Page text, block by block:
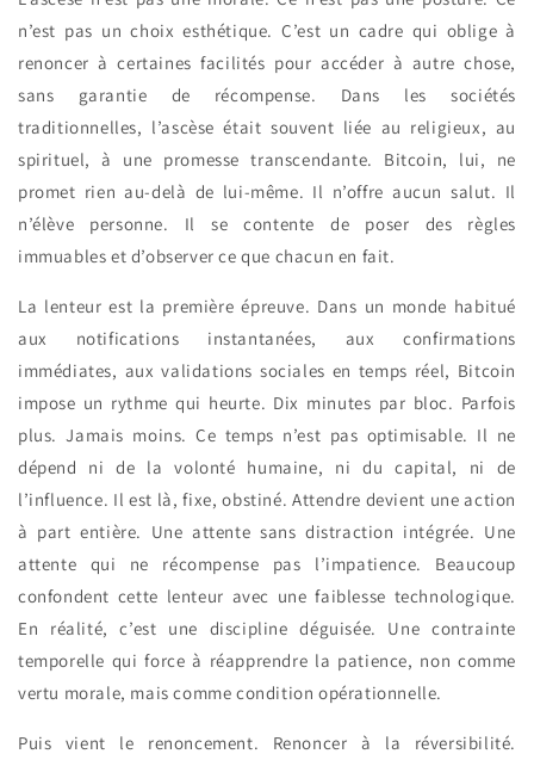
n’est pas un choix esthétique. C’est un cadre qui oblige à
renoncer à certaines facilités pour accéder à autre chose,
sans garantie de récompense. Dans les sociétés
traditionnelles, l’ascèse était souvent liée au religieux, au
spirituel, à une promesse transcendante. Bitcoin, lui, ne
promet rien au-delà de lui-même. Il n’offre aucun salut. Il
n’élève personne. Il se contente de poser des règles
immuables et d’observer ce que chacun en fait.
La lenteur est la première épreuve. Dans un monde habitué
aux notifications instantanées, aux confirmations
immédiates, aux validations sociales en temps réel, Bitcoin
impose un rythme qui heurte. Dix minutes par bloc. Parfois
plus. Jamais moins. Ce temps n’est pas optimisable. Il ne
dépend ni de la volonté humaine, ni du capital, ni de
l’influence. Il est là, fixe, obstiné. Attendre devient une action
à part entière. Une attente sans distraction intégrée. Une
attente qui ne récompense pas l’impatience. Beaucoup
confondent cette lenteur avec une faiblesse technologique.
En réalité, c’est une discipline déguisée. Une contrainte
temporelle qui force à réapprendre la patience, non comme
vertu morale, mais comme condition opérationnelle.
Puis vient le renoncement. Renoncer à la réversibilité.